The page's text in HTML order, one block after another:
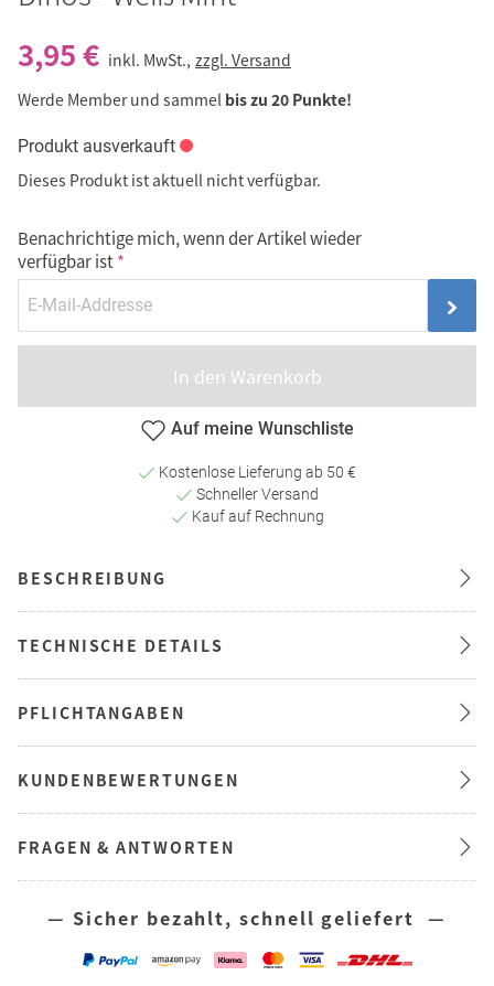
3,95 € inkl. MwSt., zzgl. Versand
Werde Member und sammel bis zu 20 Punkte!
Produkt ausverkauft
Dieses Produkt ist aktuell nicht verfügbar.
Benachrichtige mich, wenn der Artikel wieder
verfügbar ist
In den Warenkorb
Auf meine Wunschliste
Kostenlose Lieferung ab 50 €
Schneller Versand
Kauf auf Rechnung
BESCHREIBUNG
TECHNISCHE DETAILS
PFLICHTANGABEN
KUNDENBEWERTUNGEN
FRAGEN & ANTWORTEN
— Sicher bezahlt, schnell geliefert —